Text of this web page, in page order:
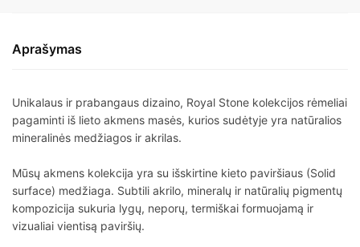
Aprašymas
Unikalaus ir prabangaus dizaino, Royal Stone kolekcijos rėmeliai
pagaminti iš lieto akmens masės, kurios sudėtyje yra natūralios
mineralinės medžiagos ir akrilas.
Mūsų akmens kolekcija yra su išskirtine kieto paviršiaus (Solid
surface) medžiaga. Subtili akrilo, mineralų ir natūralių pigmentų
kompozicija sukuria lygų, neporų, termiškai formuojamą ir
vizualiai vientisą paviršių.